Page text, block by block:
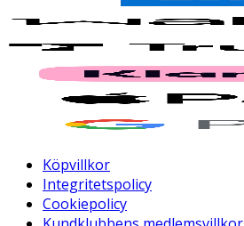
Köpvillkor
Integritetspolicy
Cookiepolicy